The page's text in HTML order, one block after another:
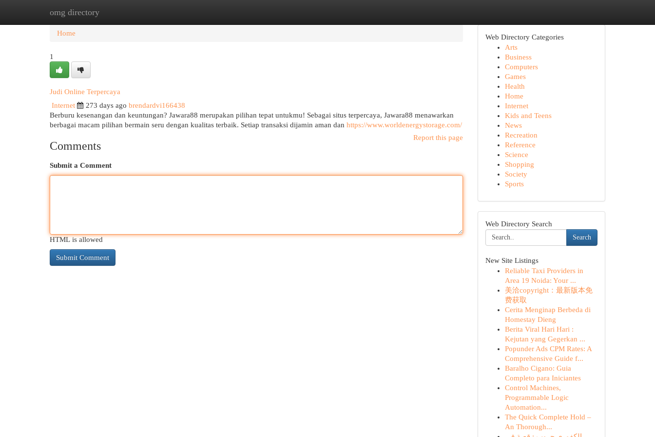
omg directory
Home New Site Listings
Home
1
Judi Online Terpercaya
Internet
273 days ago brendardvi166438
Berburu kesenangan dan keuntungan? Jawara88 merupakan pilihan tepat untukmu! Sebagai situs terpercaya, Jawara88 menawarkan
berbagai macam pilihan bermain seru dengan kualitas terbaik. Setiap transaksi dijamin aman dan https://www.worldenergystorage.com/
Report this page
Comments
Submit a Comment
HTML is allowed
Web Directory Categories
Arts
Business
Computers
Games
Health
Home
Internet
Kids and Teens
News
Recreation
Reference
Science
Shopping
Society
Sports
Web Directory Search
Search
New Site Listings
Reliable Taxi Providers in
Area 19 Noida: Your ...
美洽copyright：最新版本免
费获取
Cerita Menginap Berbeda di
Homestay Dieng
Berita Viral Hari Hari :
Kejutan yang Gegerkan ...
Popunder Ads CPM Rates: A
Comprehensive Guide f...
Baralho Cigano: Guia
Completo para Iniciantes
Control Machines,
Programmable Logic
Automation...
The Quick Complete Hold –
An Thorough...